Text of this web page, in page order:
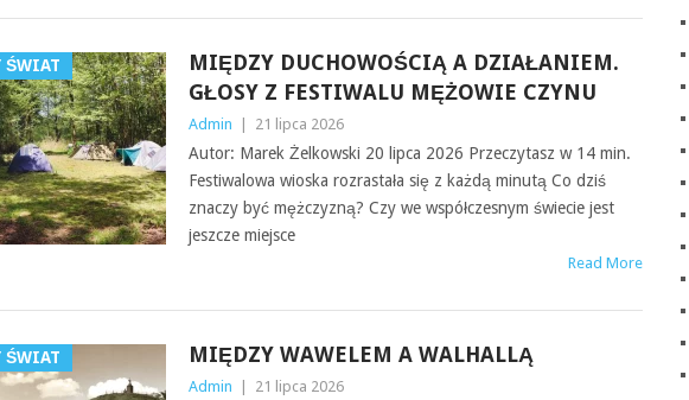
ŚWIAT
MIĘDZY DUCHOWOŚCIĄ A DZIAŁANIEM.
GŁOSY Z FESTIWALU MĘŻOWIE CZYNU
Admin 21 lipca 2026
Autor: Marek Żelkowski 20 lipca 2026 Przeczytasz w 14 min.
Festiwalowa wioska rozrastała się z każdą minutą Co dziś
znaczy być mężczyzną? Czy we współczesnym świecie jest
jeszcze miejsce
Read More
ŚWIAT MIĘDZY WAWELEM A WALHALLĄ
Admin 21 lipca 2026